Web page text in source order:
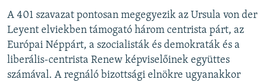
A 401 szavazat pontosan megegyezik az Ursula von der
Leyent elviekben támogató három centrista párt, az
Európai Néppárt, a szocialisták és demokraták és a
liberális-centrista Renew képviselőinek együttes
számával. A regnáló bizottsági elnökre ugyanakkor